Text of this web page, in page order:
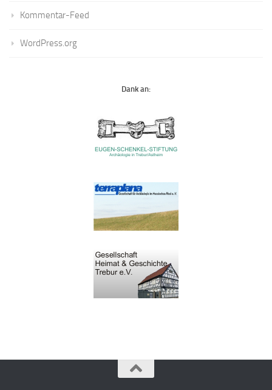
Kommentar-Feed
WordPress.org
Dank an: